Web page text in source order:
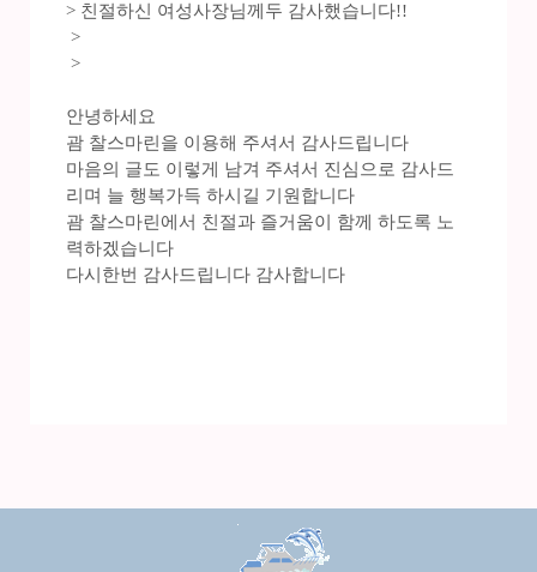
> 친절하신 여성사장님께두 감사했습니다!!
>
>
안녕하세요
괌 찰스마린을 이용해 주셔서 감사드립니다
마음의 글도 이렇게 남겨 주셔서 진심으로 감사드
리며 늘 행복가득 하시길 기원합니다
괌 찰스마린에서 친절과 즐거움이 함께 하도록 노
력하겠습니다
다시한번 감사드립니다 감사합니다